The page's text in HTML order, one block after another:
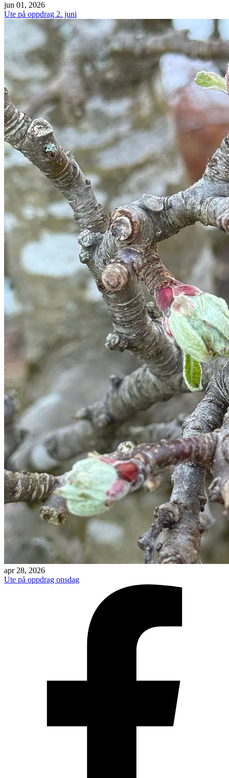
jun 01, 2026
Ute på oppdrag 2. juni
apr 28, 2026
Ute på oppdrag onsdag